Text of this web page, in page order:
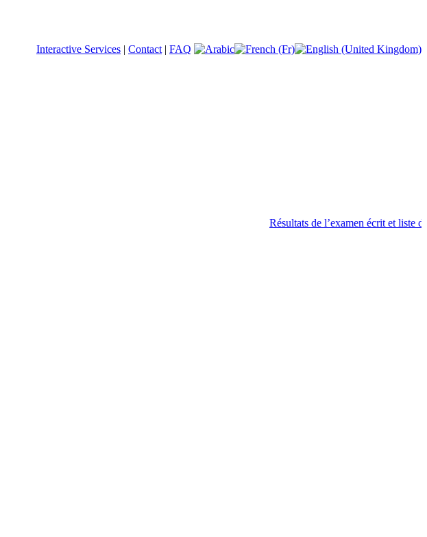
Interactive Services | Contact | FAQ
Résultats de l’examen écrit et liste